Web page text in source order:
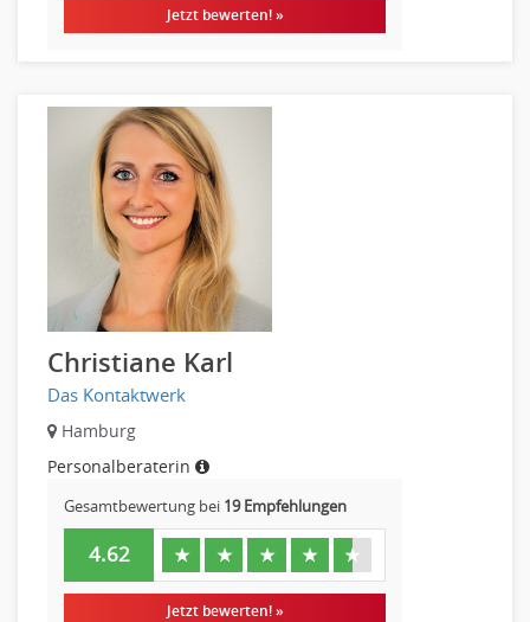
Jetzt bewerten! »
Christiane Karl
Das Kontaktwerk
Hamburg
Personalberaterin
Gesamtbewertung bei 19 Empfehlungen
4.62 ★ ★ ★ ★ ★
Jetzt bewerten! »